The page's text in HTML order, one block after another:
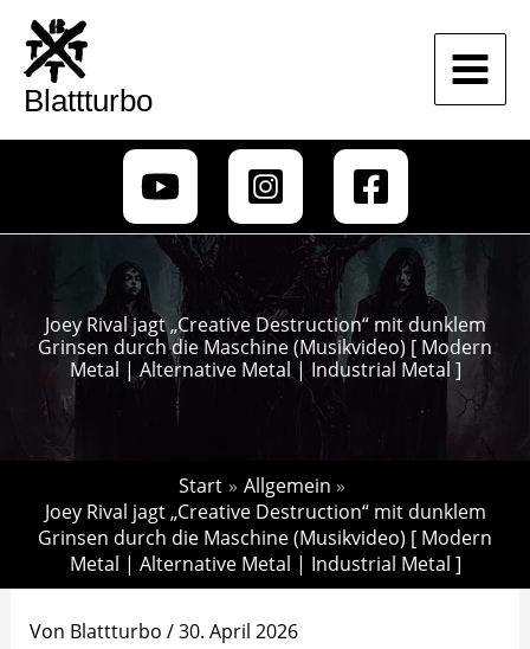
Zum
Inhalt
springen
Blattturbo
Joey Rival jagt „Creative Destruction“ mit dunklem
Grinsen durch die Maschine (Musikvideo) [ Modern
Metal | Alternative Metal | Industrial Metal ]
Start
Allgemein
Joey Rival jagt „Creative Destruction“ mit dunklem
Grinsen durch die Maschine (Musikvideo) [ Modern
Metal | Alternative Metal | Industrial Metal ]
Von Blattturbo /30. April 2026